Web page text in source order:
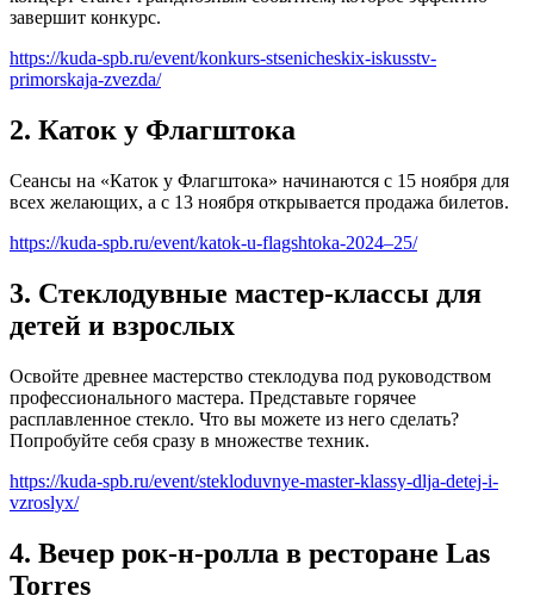
завершит конкурс.
https://kuda-spb.ru/event/konkurs-stsenicheskix-iskusstv-
primorskaja-zvezda/
2. Каток у Флагштока
Сеансы на «Каток у Флагштока» начинаются с 15 ноября для
всех желающих, а с 13 ноября открывается продажа билетов.
https://kuda-spb.ru/event/katok-u-flagshtoka-2024–25/
3. Стеклодувные мастер-классы для
детей и взрослых
Освойте древнее мастерство стеклодува под руководством
профессионального мастера. Представьте горячее
расплавленное стекло. Что вы можете из него сделать?
Попробуйте себя сразу в множестве техник.
https://kuda-spb.ru/event/stekloduvnye-master-klassy-dlja-detej-i-
vzroslyx/
4. Вечер рок-н-ролла в ресторане Las
Torres